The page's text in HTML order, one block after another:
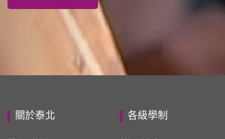
關於泰北 各級學制